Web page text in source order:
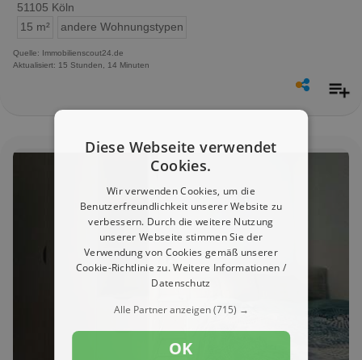
51105 Köln
15 m²
andere Wohnungstypen
Quelle: Immobilienscout24.de
Aktualisiert: 15 Stunden, 14 Minuten
Diese Webseite verwendet
Cookies.
Wir verwenden Cookies, um die
Benutzerfreundlichkeit unserer Website zu
verbessern. Durch die weitere Nutzung
unserer Webseite stimmen Sie der
Verwendung von Cookies gemäß unserer
Cookie-Richtlinie zu.Weitere Informationen /
Datenschutz
Alle Partner anzeigen(715) →
OK